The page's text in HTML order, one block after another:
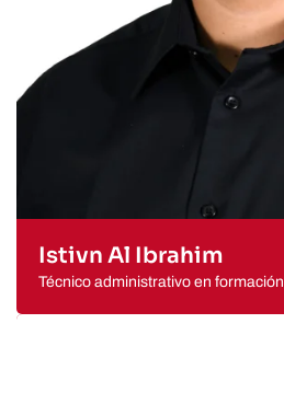
Istivn Al Ibrahim
Técnico administrativo en formación